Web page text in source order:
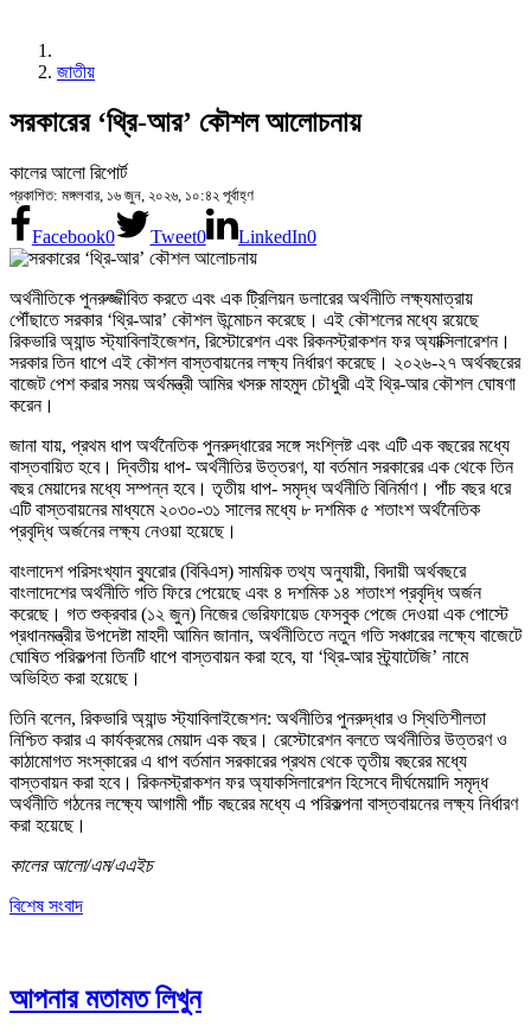
জাতীয়
সরকারের ‘থ্রি-আর’ কৌশল আলোচনায়
কালের আলো রিপোর্ট
প্রকাশিত: মঙ্গলবার, ১৬ জুন, ২০২৬, ১০:৪২ পূর্বাহ্ণ
Facebook0 Tweet0 LinkedIn0
অর্থনীতিকে পুনরুজ্জীবিত করতে এবং এক ট্রিলিয়ন ডলারের অর্থনীতি লক্ষ্যমাত্রায়
পৌঁছাতে সরকার ‘থ্রি-আর’ কৌশল উন্মোচন করেছে। এই কৌশলের মধ্যে রয়েছে
রিকভারি অ্যান্ড স্ট্যাবিলাইজেশন, রিস্টোরেশন এবং রিকনস্ট্রাকশন ফর অ্যাক্সিলারেশন।
সরকার তিন ধাপে এই কৌশল বাস্তবায়নের লক্ষ্য নির্ধারণ করেছে। ২০২৬-২৭ অর্থবছরের
বাজেট পেশ করার সময় অর্থমন্ত্রী আমির খসরু মাহমুদ চৌধুরী এই থ্রি-আর কৌশল ঘোষণা
করেন।
জানা যায়, প্রথম ধাপ অর্থনৈতিক পুনরুদ্ধারের সঙ্গে সংশ্লিষ্ট এবং এটি এক বছরের মধ্যে
বাস্তবায়িত হবে। দ্বিতীয় ধাপ- অর্থনীতির উত্তরণ, যা বর্তমান সরকারের এক থেকে তিন
বছর মেয়াদের মধ্যে সম্পন্ন হবে। তৃতীয় ধাপ- সমৃদ্ধ অর্থনীতি বিনির্মাণ। পাঁচ বছর ধরে
এটি বাস্তবায়নের মাধ্যমে ২০৩০-৩১ সালের মধ্যে ৮ দশমিক ৫ শতাংশ অর্থনৈতিক
প্রবৃদ্ধি অর্জনের লক্ষ্য নেওয়া হয়েছে।
বাংলাদেশ পরিসংখ্যান ব্যুরোর (বিবিএস) সাময়িক তথ্য অনুযায়ী, বিদায়ী অর্থবছরে
বাংলাদেশের অর্থনীতি গতি ফিরে পেয়েছে এবং ৪ দশমিক ১৪ শতাংশ প্রবৃদ্ধি অর্জন
করেছে। গত শুক্রবার (১২ জুন) নিজের ভেরিফায়েড ফেসবুক পেজে দেওয়া এক পোস্টে
প্রধানমন্ত্রীর উপদেষ্টা মাহদী আমিন জানান, অর্থনীতিতে নতুন গতি সঞ্চারের লক্ষ্যে বাজেটে
ঘোষিত পরিকল্পনা তিনটি ধাপে বাস্তবায়ন করা হবে, যা ‘থ্রি-আর স্ট্র্যাটেজি’ নামে
অভিহিত করা হয়েছে।
তিনি বলেন, রিকভারি অ্যান্ড স্ট্যাবিলাইজেশন: অর্থনীতির পুনরুদ্ধার ও স্থিতিশীলতা
নিশ্চিত করার এ কার্যক্রমের মেয়াদ এক বছর। রেস্টোরেশন বলতে অর্থনীতির উত্তরণ ও
কাঠামোগত সংস্কারের এ ধাপ বর্তমান সরকারের প্রথম থেকে তৃতীয় বছরের মধ্যে
বাস্তবায়ন করা হবে। রিকনস্ট্রাকশন ফর অ্যাকসিলারেশন হিসেবে দীর্ঘমেয়াদি সমৃদ্ধ
অর্থনীতি গঠনের লক্ষ্যে আগামী পাঁচ বছরের মধ্যে এ পরিকল্পনা বাস্তবায়নের লক্ষ্য নির্ধারণ
করা হয়েছে।
কালের আলো/এম/এএইচ
বিশেষ সংবাদ
আপনার মতামত লিখুন